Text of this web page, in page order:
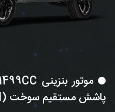
پاشش مستقیم سوخت (TGDI)